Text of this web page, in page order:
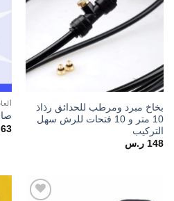
بخاخ مبرد ومرطب للحدائق رذاذ
10 متر و 10 فتحات للرش سهل
التركيب
148 ر.س
63